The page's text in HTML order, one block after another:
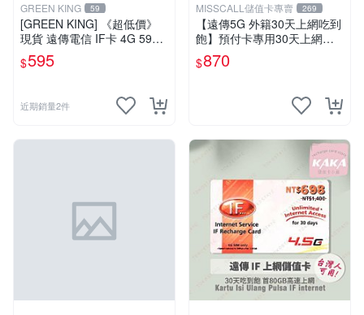
GREEN KING 59
[GREEN KING] 《超低價》
現貨 遠傳電信 IF卡 4G 599 3
0天網路吃到飽 儲值卡 網卡
網路儲值卡 上網卡
$595
近期銷量2件
MISSCALL儲值卡專賣 269
【遠傳5G 外籍30天上網吃到
飽】預付卡專用30天上網補
充卡/儲值卡．Internet ifu 5G
⚡MissCall儲值卡專賣
$870